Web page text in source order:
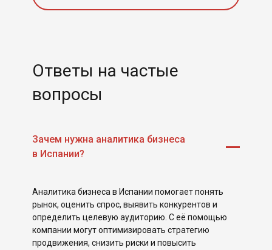
Ответы на частые
вопросы
Зачем нужна аналитика бизнеса
в Испании?
Аналитика бизнеса в Испании помогает понять
рынок, оценить спрос, выявить конкурентов и
определить целевую аудиторию. С её помощью
компании могут оптимизировать стратегию
продвижения, снизить риски и повысить